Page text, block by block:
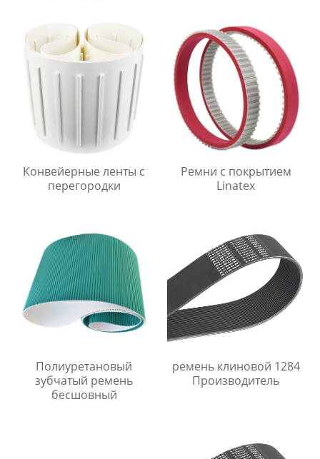
Конвейерные ленты с
перегородки
Ремни с покрытием
Linatex
Полиуретановый
зубчатый ремень
бесшовный
ремень клиновой 1284
Производитель